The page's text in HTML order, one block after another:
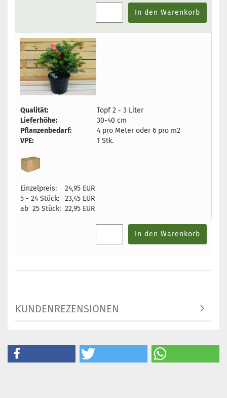
In den Warenkorb
Qualität:
Topf 2 - 3 Liter
Lieferhöhe:
30-40 cm
Pflanzenbedarf:
4 pro Meter oder 6 pro m2
VPE:
1 Stk.
Einzelpreis:
24,95 EUR
5 - 24 Stück:
23,45 EUR
ab 25 Stück: 22,95 EUR
In den Warenkorb
KUNDENREZENSIONEN